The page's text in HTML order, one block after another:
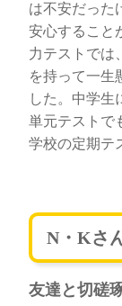
は不安だった
安心すること
力テストでは
を持って一生
した。中学生
単元テストで
学校の定期テ
N・Kさ
友達と切磋